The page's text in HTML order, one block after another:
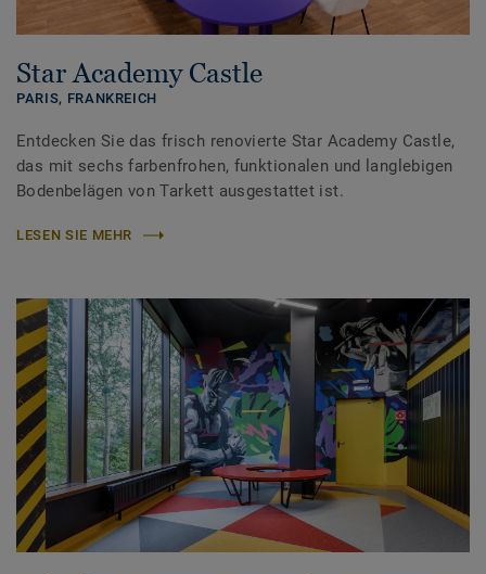
Star Academy Castle
PARIS, FRANKREICH
Entdecken Sie das frisch renovierte Star Academy Castle,
das mit sechs farbenfrohen, funktionalen und langlebigen
Bodenbelägen von Tarkett ausgestattet ist.
LESEN SIE MEHR